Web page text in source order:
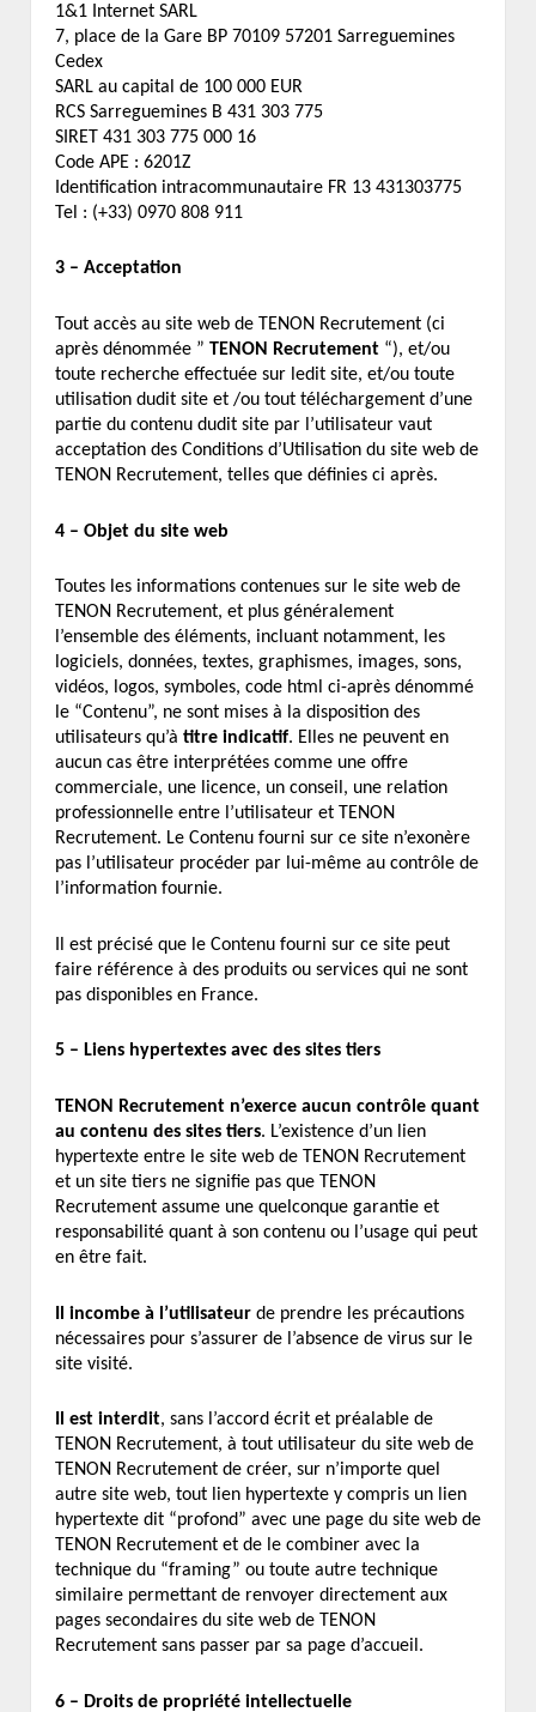
1&1 Internet SARL
7, place de la Gare BP 70109 57201 Sarreguemines
Cedex
SARL au capital de 100 000 EUR
RCS Sarreguemines B 431 303 775
SIRET 431 303 775 000 16
Code APE : 6201Z
Identification intracommunautaire FR 13 431303775
Tel : (+33) 0970 808 911
3 – Acceptation
Tout accès au site web de TENON Recrutement (ci
après dénommée ” TENON Recrutement “), et/ou
toute recherche effectuée sur ledit site, et/ou toute
utilisation dudit site et /ou tout téléchargement d’une
partie du contenu dudit site par l’utilisateur vaut
acceptation des Conditions d’Utilisation du site web de
TENON Recrutement, telles que définies ci après.
4 – Objet du site web
Toutes les informations contenues sur le site web de
TENON Recrutement, et plus généralement
l’ensemble des éléments, incluant notamment, les
logiciels, données, textes, graphismes, images, sons,
vidéos, logos, symboles, code html ci-après dénommé
le “Contenu”, ne sont mises à la disposition des
utilisateurs qu’à titre indicatif. Elles ne peuvent en
aucun cas être interprétées comme une offre
commerciale, une licence, un conseil, une relation
professionnelle entre l’utilisateur et TENON
Recrutement. Le Contenu fourni sur ce site n’exonère
pas l’utilisateur procéder par lui-même au contrôle de
l’information fournie.
Il est précisé que le Contenu fourni sur ce site peut
faire référence à des produits ou services qui ne sont
pas disponibles en France.
5 – Liens hypertextes avec des sites tiers
TENON Recrutement n’exerce aucun contrôle quant
au contenu des sites tiers. L’existence d’un lien
hypertexte entre le site web de TENON Recrutement
et un site tiers ne signifie pas que TENON
Recrutement assume une quelconque garantie et
responsabilité quant à son contenu ou l’usage qui peut
en être fait.
Il incombe à l’utilisateur de prendre les précautions
nécessaires pour s’assurer de l’absence de virus sur le
site visité.
Il est interdit, sans l’accord écrit et préalable de
TENON Recrutement, à tout utilisateur du site web de
TENON Recrutement de créer, sur n’importe quel
autre site web, tout lien hypertexte y compris un lien
hypertexte dit “profond” avec une page du site web de
TENON Recrutement et de le combiner avec la
technique du “framing” ou toute autre technique
similaire permettant de renvoyer directement aux
pages secondaires du site web de TENON
Recrutement sans passer par sa page d’accueil.
6 – Droits de propriété intellectuelle